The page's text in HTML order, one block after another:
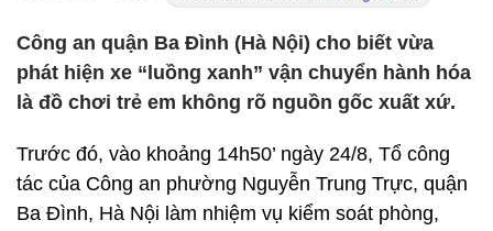
Công an quận Ba Đình (Hà Nội) cho biết vừa
phát hiện xe “luồng xanh” vận chuyển hành hóa
là đồ chơi trẻ em không rõ nguồn gốc xuất xứ.
Trước đó, vào khoảng 14h50’ ngày 24/8, Tổ công
tác của Công an phường Nguyễn Trung Trực, quận
Ba Đình, Hà Nội làm nhiệm vụ kiểm soát phòng,